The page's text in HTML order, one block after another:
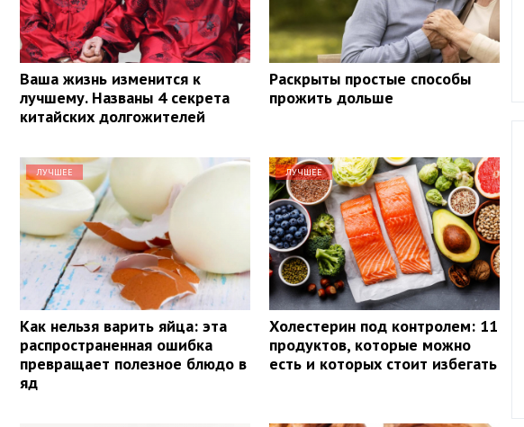
Ваша жизнь изменится к
лучшему. Названы 4 секрета
китайских долгожителей
Раскрыты простые способы
прожить дольше
ЛУЧШЕЕ
Как нельзя варить яйца: эта
распространенная ошибка
превращает полезное блюдо в
яд
ЛУЧШЕЕ
Холестерин под контролем: 11
продуктов, которые можно
есть и которых стоит избегать